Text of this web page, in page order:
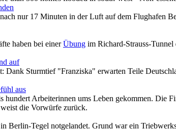
nur 17 Minuten in der Luft auf dem Flughafen
haben bei einerÜbung im Richard-Strauss-
auf
Sturmtief "Franziska" erwarten Teile
aus
hundert Arbeiterinnen ums Leben gekommen.
die Vorwürfe zurück.
Berlin-Tegel notgelandet. Grund war ein